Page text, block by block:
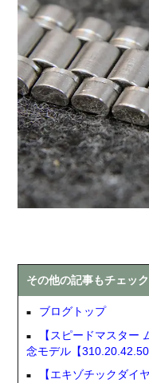
その他の記事もチェッ
ブログトップ
【スピードマスター
念モデル【
【エキゾチックダ